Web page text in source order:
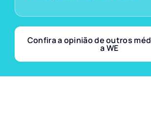
Confira a opinião de outros
a WE